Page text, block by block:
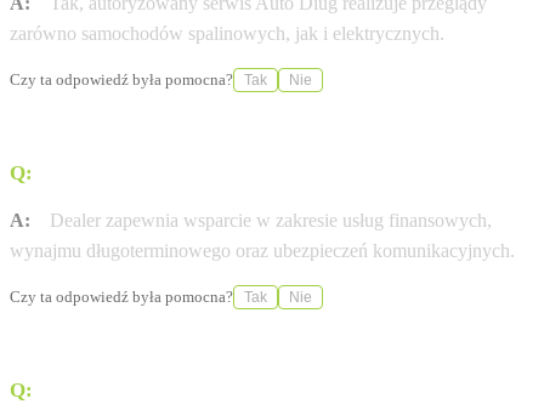
zarówno samochodów spalinowych, jak i elektrycznych.
Czy ta odpowiedź była pomocna? Tak Nie
Q:
A:
Dealer zapewnia wsparcie w zakresie usług finansowych,
wynajmu długoterminowego oraz ubezpieczeń komunikacyjnych.
Czy ta odpowiedź była pomocna? Tak Nie
Q: